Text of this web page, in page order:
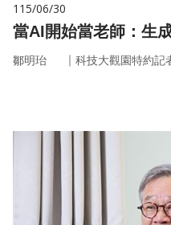
115/06/30
當AI開始當老師：生
鄒明珆 ｜ 科技大觀園特約記